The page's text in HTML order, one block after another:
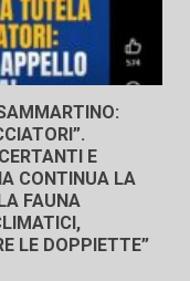
E
CONTINUA LA
FAUNA
LE DOPPIETTE”